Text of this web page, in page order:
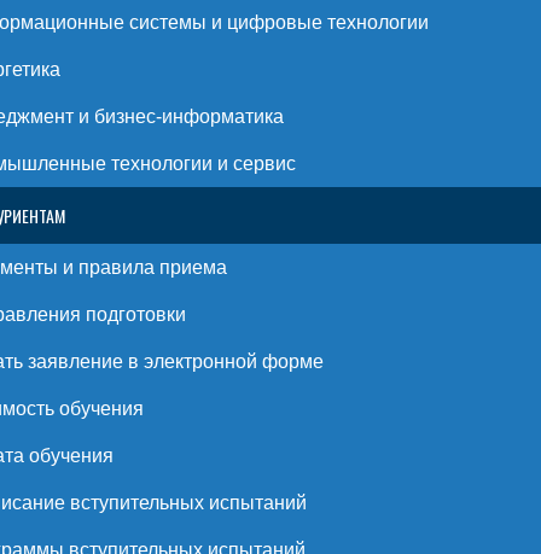
системы и цифровые технологии
и бизнес-информатика
технологии и сервис
и правила приема
подготовки
заявление в электронной форме
обучения
обучения
вступительных испытаний
вступительных испытаний